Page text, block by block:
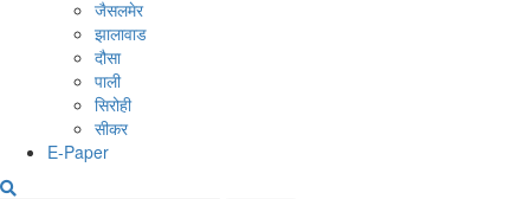
जैसलमेर
झालावाड
दौसा
पाली
सिरोही
सीकर
E-Paper